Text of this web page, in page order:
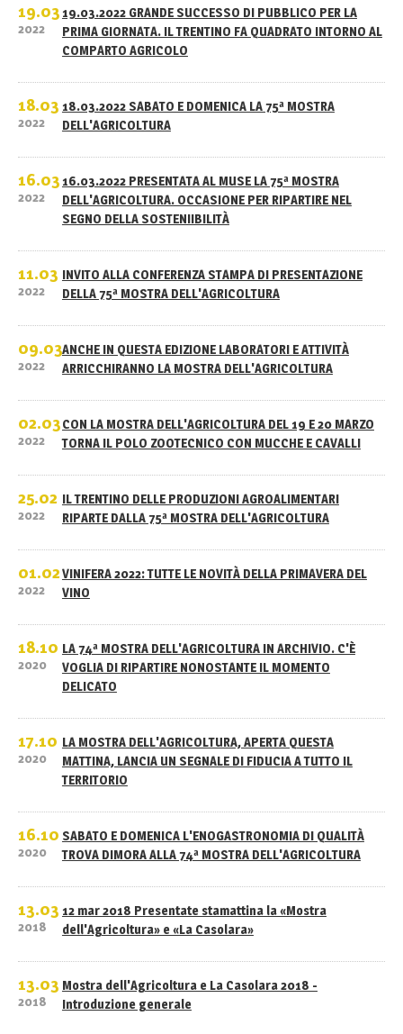
19.03
2022
19.03.2022 GRANDE SUCCESSO DI PUBBLICO PER LA
PRIMA GIORNATA. IL TRENTINO FA QUADRATO INTORNO AL
COMPARTO AGRICOLO
18.03
2022
18.03.2022 SABATO E DOMENICA LA 75ª MOSTRA
DELL'AGRICOLTURA
16.03
2022
16.03.2022 PRESENTATA AL MUSE LA 75ª MOSTRA
DELL'AGRICOLTURA. OCCASIONE PER RIPARTIRE NEL
SEGNO DELLA SOSTENIIBILITÀ
11.03
2022
INVITO ALLA CONFERENZA STAMPA DI PRESENTAZIONE
DELLA 75ª MOSTRA DELL'AGRICOLTURA
09.03
2022
ANCHE IN QUESTA EDIZIONE LABORATORI E ATTIVITÀ
ARRICCHIRANNO LA MOSTRA DELL'AGRICOLTURA
02.03
2022
CON LA MOSTRA DELL'AGRICOLTURA DEL 19 E 20 MARZO
TORNA IL POLO ZOOTECNICO CON MUCCHE E CAVALLI
25.02
2022
IL TRENTINO DELLE PRODUZIONI AGROALIMENTARI
RIPARTE DALLA 75ª MOSTRA DELL'AGRICOLTURA
01.02
2022
VINIFERA 2022: TUTTE LE NOVITÀ DELLA PRIMAVERA DEL
VINO
18.10
2020
LA 74ª MOSTRA DELL'AGRICOLTURA IN ARCHIVIO. C'È
VOGLIA DI RIPARTIRE NONOSTANTE IL MOMENTO
DELICATO
17.10
2020
LA MOSTRA DELL'AGRICOLTURA, APERTA QUESTA
MATTINA, LANCIA UN SEGNALE DI FIDUCIA A TUTTO IL
TERRITORIO
16.10
2020
SABATO E DOMENICA L'ENOGASTRONOMIA DI QUALITÀ
TROVA DIMORA ALLA 74ª MOSTRA DELL'AGRICOLTURA
13.03
2018
12 mar 2018 Presentate stamattina la «Mostra
dell'Agricoltura» e «La Casolara»
13.03
2018
Mostra dell'Agricoltura e La Casolara 2018 -
Introduzione generale